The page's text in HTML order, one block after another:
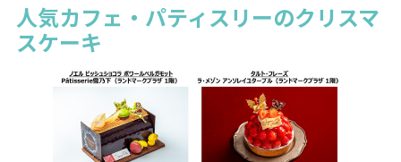
人気カフェ・パティスリーのクリスマ
スケーキ